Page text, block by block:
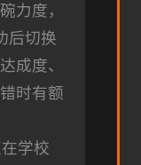
力度，
后切换
成度、
时有额
学校